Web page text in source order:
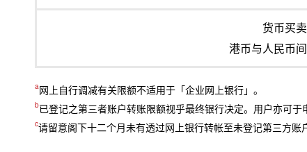
货币买卖
港币与人民币
a网上自行调减有关限额不适用于「企业网上银行」。
b已登记之第三者账户转账限额视乎最终银行决定。用户亦可于
c请留意阁下十二个月未有透过网上银行转帐至未登记第三方